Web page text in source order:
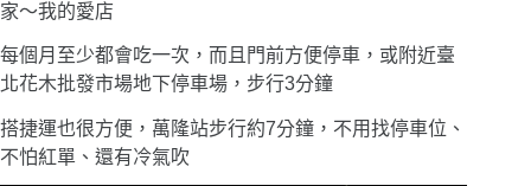
家〜我的愛店
每個月至少都會吃一次，而且門前方便停車，或附近臺
北花木批發市場地下停車場，步行3分鐘
搭捷運也很方便，萬隆站步行約7分鐘，不用找停車位、
不怕紅單、還有冷氣吹